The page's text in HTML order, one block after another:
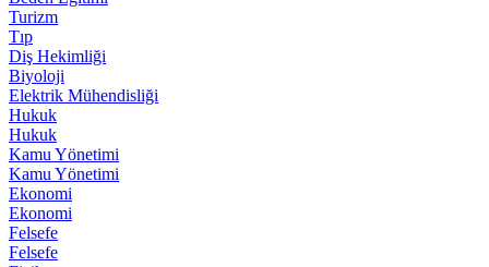
Turizm
Tıp
Diş Hekimliği
Biyoloji
Elektrik Mühendisliği
Hukuk
Hukuk
Kamu Yönetimi
Kamu Yönetimi
Ekonomi
Ekonomi
Felsefe
Felsefe